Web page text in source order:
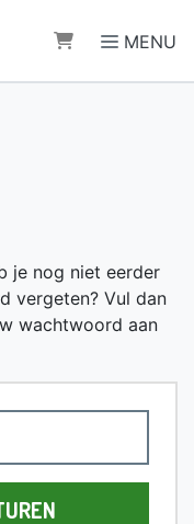
MENU
je nog niet eerder
vergeten? Vul dan
wachtwoord aan